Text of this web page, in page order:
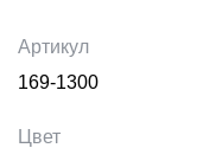
Артикул
169-1300
Цвет